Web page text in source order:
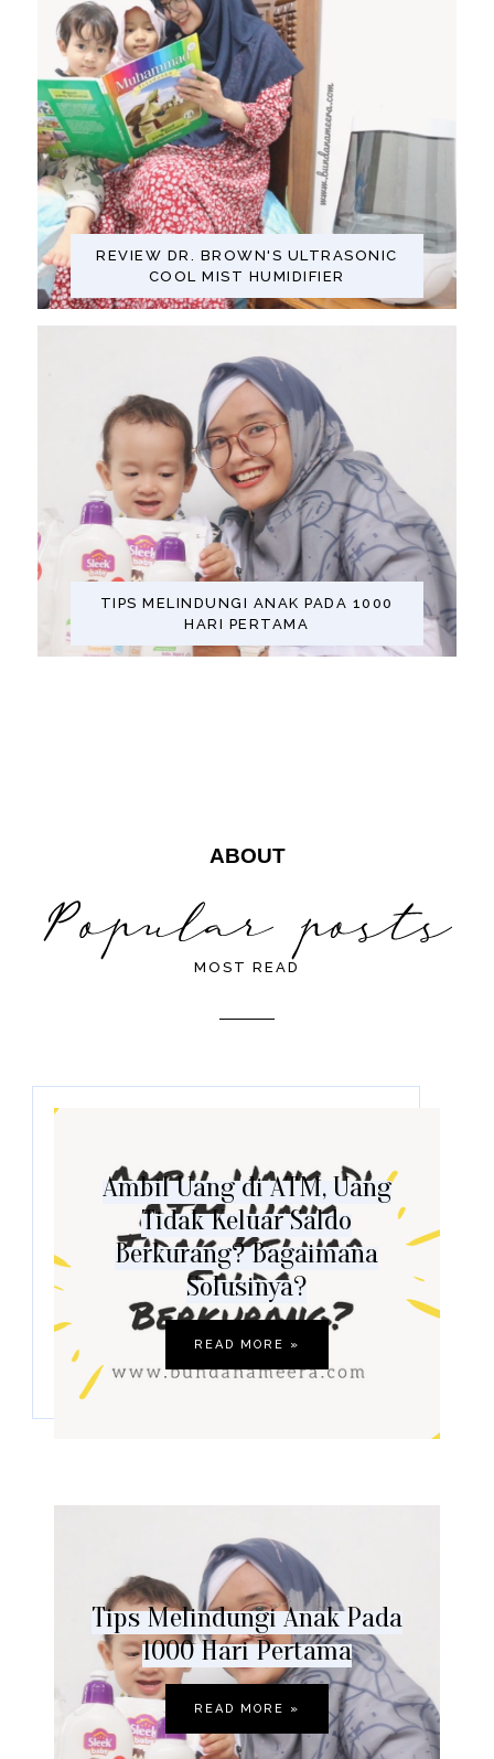
REVIEW DR. BROWN'S ULTRASONIC
COOL MIST HUMIDIFIER
TIPS MELINDUNGI ANAK PADA 1000
HARI PERTAMA
ABOUT
MOST READ
Ambil Uang di ATM, Uang
Tidak Keluar Saldo
Berkurang? Bagaimana
Solusinya?
READ MORE »
Tips Melindungi Anak Pada
1000 Hari Pertama
READ MORE »